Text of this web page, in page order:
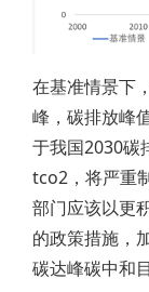
在基准情景下
峰，碳排放峰
于我国2030碳
tco2，将严重
部门应该以更
的政策措施，
碳达峰碳中和